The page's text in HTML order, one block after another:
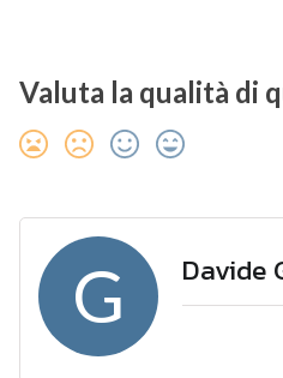
Valuta la qualità di
G Davide